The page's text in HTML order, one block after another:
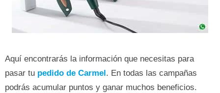
Aquí encontrarás la información que necesitas para
pasar tu pedido de Carmel. En todas las campañas
podrás acumular puntos y ganar muchos beneficios.